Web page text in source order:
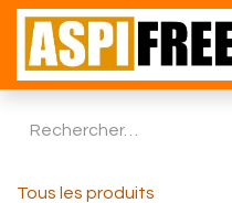
Se rendre au contenu
Tous les produits